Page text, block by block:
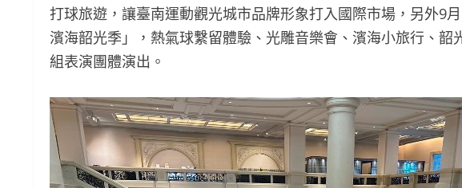
打球旅遊，讓臺南運動觀光城市品牌形象打入國際市場，另外9
濱海韶光季」，熱氣球繫留體驗、光雕音樂會、濱海小旅行、
組表演團體演出。